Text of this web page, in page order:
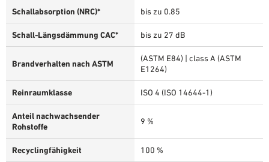
Schallabsorption (NRC)* bis zu 0.85
Schall-Längsdämmung CAC* bis zu 27 dB
Brandverhalten nach ASTM
(ASTM E84) | class A (ASTM
E1264)
Reinraumklasse ISO 4 (ISO 14644-1)
Anteil nachwachsender
Rohstoffe
9 %
Recyclingfähigkeit 100 %